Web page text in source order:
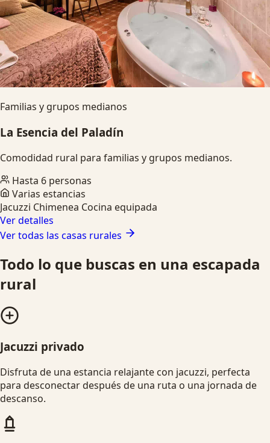
Familias y grupos medianos
La Esencia del Paladín
Comodidad rural para familias y grupos medianos.
Hasta 6 personas
Varias estancias
Jacuzzi Chimenea Cocina equipada
Ver detalles
Ver todas las casas rurales
Todo lo que buscas en una escapada
rural
Jacuzzi privado
Disfruta de una estancia relajante con jacuzzi, perfecta
para desconectar después de una ruta o una jornada de
descanso.